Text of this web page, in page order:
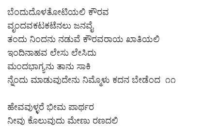
ಬೆಂದುದೊಳತೋಟಿಯಲಿ ಕೌರವ
ವೃಂದವಕಟಕಟೆನಲು ಜನವೈ
ತಂದು ನಿಂದನು ನಡುವೆ ಕೌರವರಾಯ ಖಾತಿಯಲಿ
ಇಂದಿನಾಹವ ಲೇಸು ಲೇಸಿದು
ಮಂದಭಾಗ್ಯನು ತಾನು ಸಾಕಿ
ನ್ನೆಂದು ಮಾಡುವುದೇನು ನಿಮ್ಮೊಳು ಕದನ ಬೇಡೆಂದ ೧೧
ಹೇವವುಳ್ಳರೆ ಭೀಮ ಪಾರ್ಥರ
ನೀವು ಕೊಲುವುದು ಮೇಣು ರಣದಲಿ